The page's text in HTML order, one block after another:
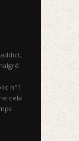
n°1
cela